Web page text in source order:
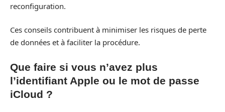
reconfiguration.
Ces conseils contribuent à minimiser les risques de perte
de données et à faciliter la procédure.
Que faire si vous n’avez plus
l’identifiant Apple ou le mot de passe
iCloud ?